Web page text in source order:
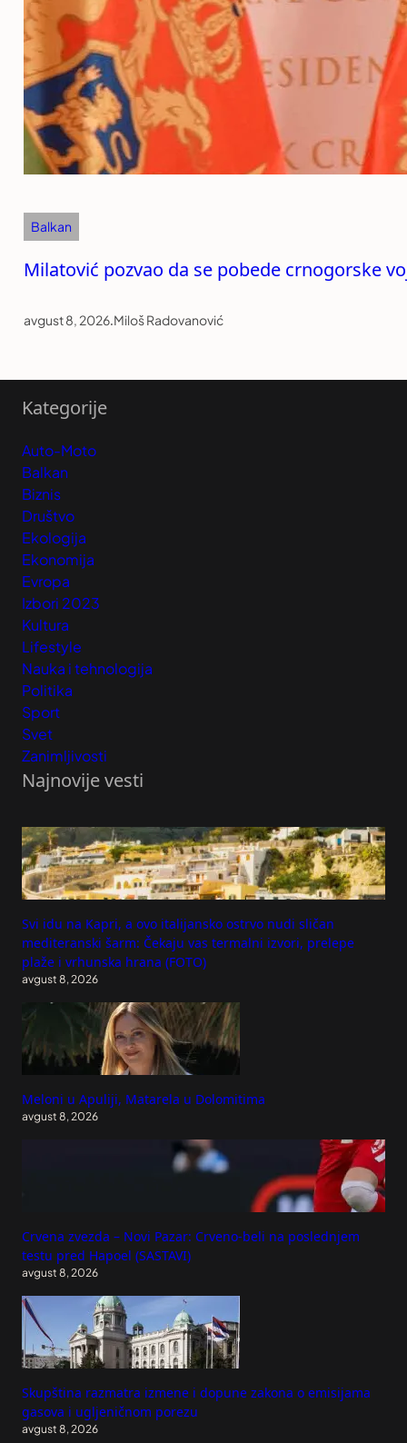
Balkan
Milatović pozvao da se pobede crnogorske
avgust 8, 2026.Miloš Radovanović
Kategorije
Auto-Moto
Balkan
Biznis
Društvo
Ekologija
Ekonomija
Evropa
Izbori 2023
Kultura
Lifestyle
Nauka i tehnologija
Politika
Sport
Svet
Zanimljivosti
Najnovije vesti
Svi idu na Kapri, a ovo italijansko ostrvo nudi sličan
mediteranski šarm: Čekaju vas termalni izvori, prelepe
plaže i vrhunska hrana (FOTO)
avgust 8, 2026
Meloni u Apuliji, Matarela u Dolomitima
avgust 8, 2026
Crvena zvezda – Novi Pazar: Crveno-beli na poslednjem
testu pred Hapoel (SASTAVI)
avgust 8, 2026
Skupština razmatra izmene i dopune zakona o emisijama
gasova i ugljeničnom porezu
avgust 8, 2026